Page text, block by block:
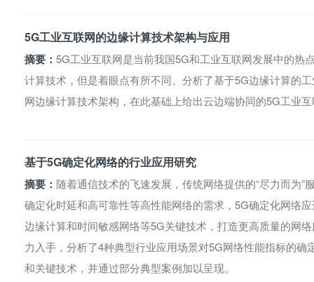
5G工业互联网的边缘计算技术架构与应用
摘要： 5G工业互联网是当前我国5G和工业互联网发展中的热
计算技术，但是着眼点有所不同。分析了基于5G边缘计算的
网边缘计算技术架构，在此基础上给出云边端协同的5G工业
基于5G确定化网络的行业应用研究
摘要： 随着通信技术的飞速发展，传统网络提供的“尽力而为
确定化时延和高可靠性等高性能网络的需求，5G确定化网络
边缘计算和时间敏感网络等5G关键技术，打造更高质量的网
力入手，分析了4种典型行业应用场景对5G网络性能指标的
和关键技术，并通过部分典型案例加以呈现。